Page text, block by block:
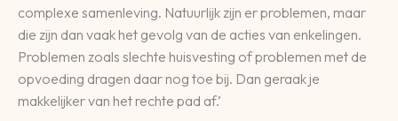
complexe samenleving. Natuurlijk zijn er problemen, maar
die zijn dan vaak het gevolg van de acties van enkelingen.
Problemen zoals slechte huisvesting of problemen met de
opvoeding dragen daar nog toe bij. Dan geraak je
makkelijker van het rechte pad af.’